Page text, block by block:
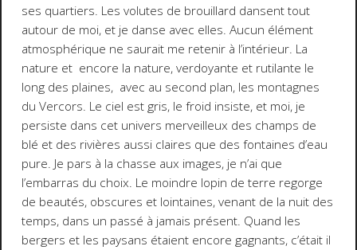
ses quartiers. Les volutes de brouillard dansent tout
autour de moi, et je danse avec elles. Aucun élément
atmosphérique ne saurait me retenir à l’intérieur. La
nature et encore la nature, verdoyante et rutilante le
long des plaines, avec au second plan, les montagnes
du Vercors. Le ciel est gris, le froid insiste, et moi, je
persiste dans cet univers merveilleux des champs de
blé et des rivières aussi claires que des fontaines d’eau
pure. Je pars à la chasse aux images, je n’ai que
l’embarras du choix. Le moindre lopin de terre regorge
de beautés, obscures et lointaines, venant de la nuit des
temps, dans un passé à jamais présent. Quand les
bergers et les paysans étaient encore gagnants, c’était il